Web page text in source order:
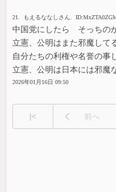
21. もえるななしさん.
中国党にしたら そっちの
立憲、公明はまた邪魔し
自分たちの利権や名誉の事
立憲、公明は日本には邪魔
2026年01月16日 09:50
|< 前へ